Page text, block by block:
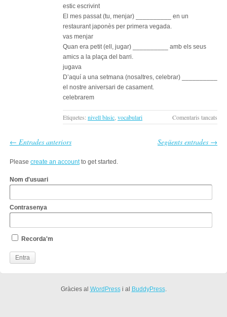
estic escrivint
El mes passat (tu, menjar) __________ en un
restaurant japonès per primera vegada.
vas menjar
Quan era petit (ell, jugar) __________ amb els seus
amics a la plaça del barri.
jugava
D’aquí a una setmana (nosaltres, celebrar) __________
el nostre aniversari de casament.
celebrarem
Etiquetes: nivell bàsic vocabulari Comentaris tancats
← Entrades anteriors Següents entrades →
Please create an accountto get started.
Nom d'usuari
Contrasenya
Recorda'm
Gràcies al WordPressi al BuddyPress.